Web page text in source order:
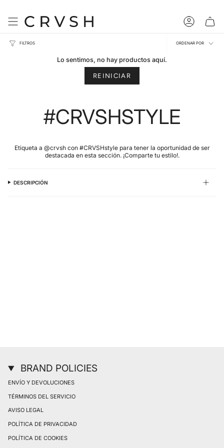
contenido
Cuenta
FILTROS
por
ORDENAR POR
Lo sentimos, no hay productos aquí.
REINICIAR
#CRVSHSTYLE
Etiqueta a @crvsh con #CRVSHstyle para tener la oportunidad de ser
destacada en esta sección. ¡Comparte tu estilo!.
DESCRIPCIÓN
BRAND POLICIES
ENVÍO Y DEVOLUCIONES
TÉRMINOS DEL SERVICIO
AVISO LEGAL
POLÍTICA DE PRIVACIDAD
POLÍTICA DE COOKIES